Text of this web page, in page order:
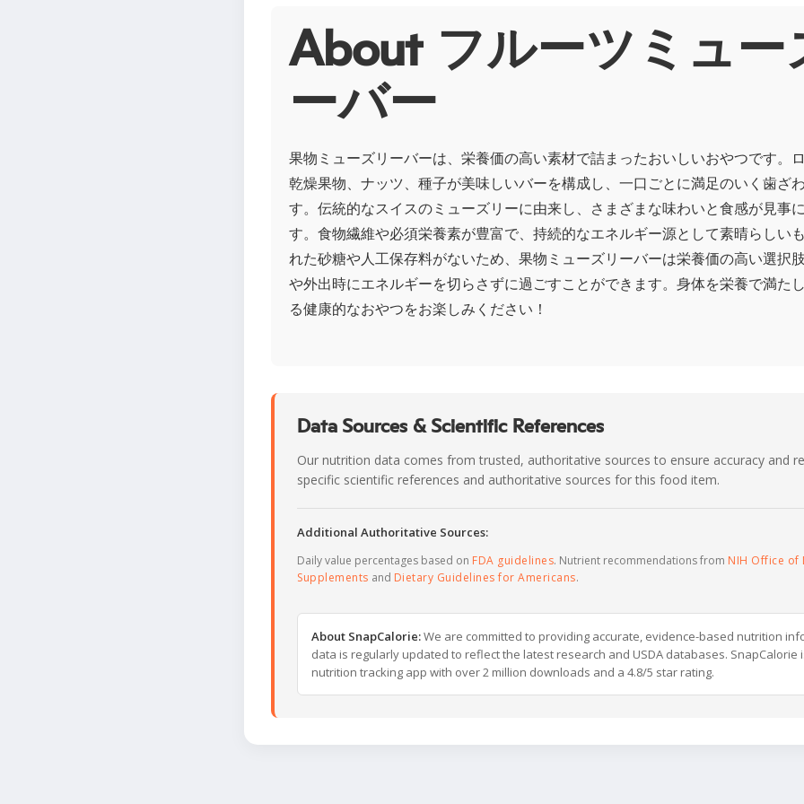
About フルーツミュー
ーバー
果物ミューズリーバーは、栄養価の高い素材で詰まったおいしいおやつです。
乾燥果物、ナッツ、種子が美味しいバーを構成し、一口ごとに満足のいく歯ざ
す。伝統的なスイスのミューズリーに由来し、さまざまな味わいと食感が見事
す。食物繊維や必須栄養素が豊富で、持続的なエネルギー源として素晴らしい
れた砂糖や人工保存料がないため、果物ミューズリーバーは栄養価の高い選択
や外出時にエネルギーを切らさずに過ごすことができます。身体を栄養で満た
る健康的なおやつをお楽しみください！
Data Sources & Scientific References
Our nutrition data comes from trusted, authoritative sources to ensure accuracy and
specific scientific references and authoritative sources for this food item.
Additional Authoritative Sources:
Daily value percentages based on FDA guidelines. Nutrient recommendations from NIH Office of
Supplements and Dietary Guidelines for Americans.
About SnapCalorie:We are committed to providing accurate, evidence-based nutrition
data is regularly updated to reflect the latest research and USDA databases. SnapCalorie
nutrition tracking app with over 2 million downloads and a 4.8/5 star rating.